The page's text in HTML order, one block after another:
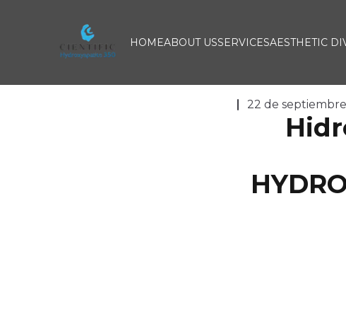
Cientific Hidroxiapatite 350
HOMEABOUT USSERVICESAESTHETIC
22 de